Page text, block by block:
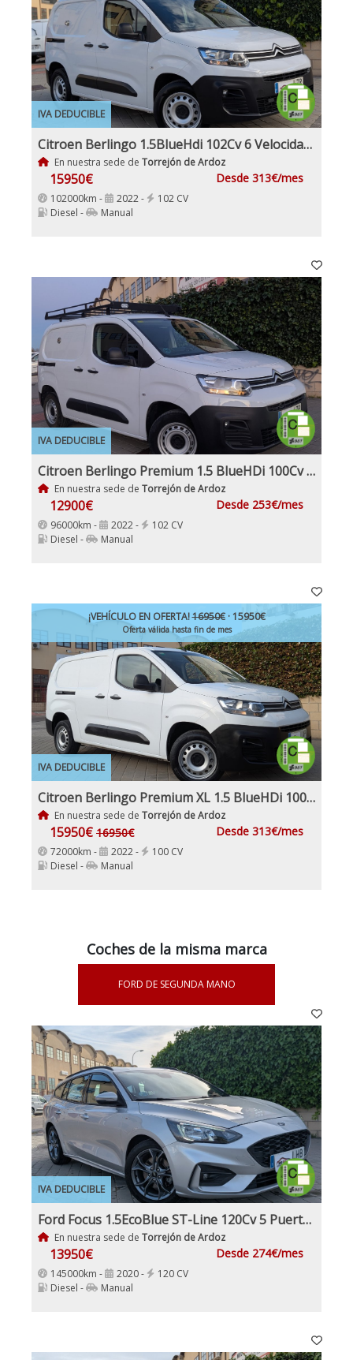
IVA DEDUCIBLE
Citroen Berlingo 1.5BlueHdi 102Cv 6 Velocidades Etiqueta C IVA y Garantía Incl Nacional Historial mantenimiento
En nuestra sede de Torrejón de Ardoz
15950€ Desde 313€/mes
102000km - 2022 -
102 CV
Diesel -
Manual
IVA DEDUCIBLE
Citroen Berlingo Premium 1.5 BlueHDi 100Cv IVA y Garantía Inc Nacional 1Dueño
En nuestra sede de Torrejón de Ardoz
12900€ Desde 253€/mes
96000km - 2022 -
102 CV
Diesel -
Manual
IVA DEDUCIBLE
¡VEHÍCULO EN OFERTA!16950€· 15950€
Oferta válida hasta fin de mes
Citroen Berlingo Premium XL 1.5 BlueHDi 100Cv Etiqueta C IVA Garantía Incl Nacional
En nuestra sede de Torrejón de Ardoz
15950€ 16950€ Desde 313€/mes
72000km - 2022 -
100 CV
Diesel -
Manual
Coches de la misma marca
FORD DE SEGUNDA MANO
IVA DEDUCIBLE
Ford Focus 1.5EcoBlue ST-Line 120Cv 5 Puertas Etiqueta Medioambiental C
En nuestra sede de Torrejón de Ardoz
13950€ Desde 274€/mes
145000km - 2020 -
120 CV
Diesel -
Manual